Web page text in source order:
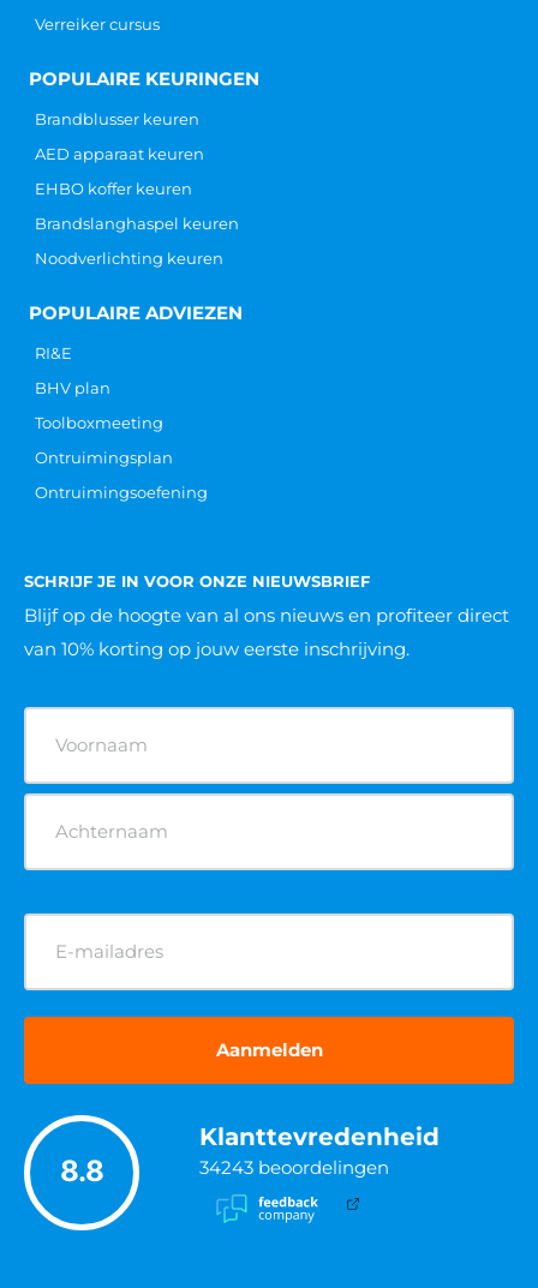
Verreiker cursus
POPULAIRE KEURINGEN
Brandblusser keuren
AED apparaat keuren
EHBO koffer keuren
Brandslanghaspel keuren
Noodverlichting keuren
POPULAIRE ADVIEZEN
RI&E
BHV plan
Toolboxmeeting
Ontruimingsplan
Ontruimingsoefening
SCHRIJF JE IN VOOR ONZE NIEUWSBRIEF
Blijf op de hoogte van al ons nieuws en profiteer direct
van 10% korting op jouw eerste inschrijving.
(Vereist)
E-
mailadres
(Vereist)
8.8
Klanttevredenheid
34243 beoordelingen